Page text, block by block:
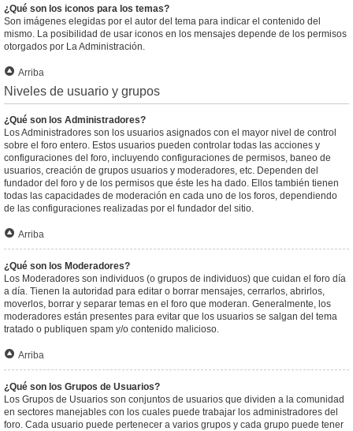
¿Qué son los iconos para los temas?
Son imágenes elegidas por el autor del tema para indicar el contenido del
mismo. La posibilidad de usar iconos en los mensajes depende de los permisos
otorgados por La Administración.
Arriba
Niveles de usuario y grupos
¿Qué son los Administradores?
Los Administradores son los usuarios asignados con el mayor nivel de control
sobre el foro entero. Estos usuarios pueden controlar todas las acciones y
configuraciones del foro, incluyendo configuraciones de permisos, baneo de
usuarios, creación de grupos usuarios y moderadores, etc. Dependen del
fundador del foro y de los permisos que éste les ha dado. Ellos también tienen
todas las capacidades de moderación en cada uno de los foros, dependiendo
de las configuraciones realizadas por el fundador del sitio.
Arriba
¿Qué son los Moderadores?
Los Moderadores son individuos (o grupos de individuos) que cuidan el foro día
a día. Tienen la autoridad para editar o borrar mensajes, cerrarlos, abrirlos,
moverlos, borrar y separar temas en el foro que moderan. Generalmente, los
moderadores están presentes para evitar que los usuarios se salgan del tema
tratado o publiquen spam y/o contenido malicioso.
Arriba
¿Qué son los Grupos de Usuarios?
Los Grupos de Usuarios son conjuntos de usuarios que dividen a la comunidad
en sectores manejables con los cuales puede trabajar los administradores del
foro. Cada usuario puede pertenecer a varios grupos y cada grupo puede tener